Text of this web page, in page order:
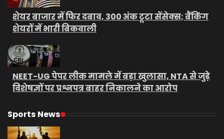
शेयर बाजार में फिर दबाव, 300 अंक टूटा सेंसेक्स; बैंकिंग
शेयरों में भारी बिकवाली
NEET-UG पेपर लीक मामले में बड़ा खुलासा, NTA से जुड़े
विशेषज्ञों पर प्रश्नपत्र बाहर निकालने का आरोप
Sports News